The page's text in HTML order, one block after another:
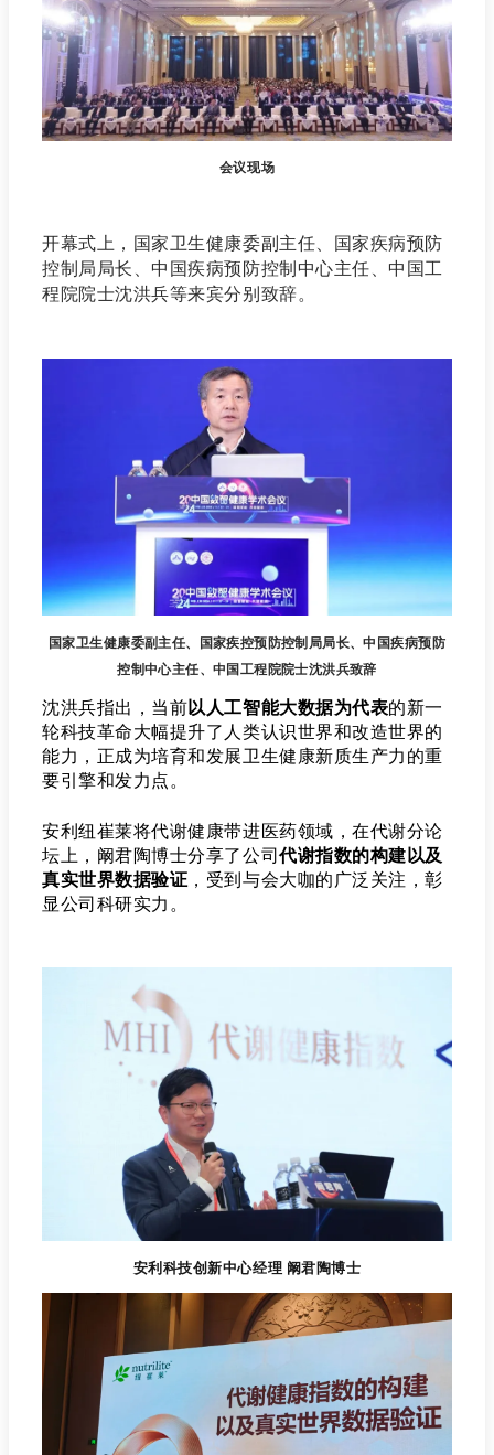
会议现场
开幕式上，国家卫生健康委副主任、国家疾病预防
控制局局长、中国疾病预防控制中心主任、中国工
程院院士沈洪兵等来宾分别致辞。
国家卫生健康委副主任、国家疾控预防控制局局长、中国疾病预防
控制中心主任、中国工程院院士沈洪兵致辞
沈洪兵指出，当前以人工智能大数据为代表的新一
轮科技革命大幅提升了人类认识世界和改造世界的
能力，正成为培育和发展卫生健康新质生产力的重
要引擎和发力点。
安利纽崔莱将代谢健康带进医药领域，在代谢分论
坛上，阚君陶博士分享了公司代谢指数的构建以及
真实世界数据验证 ，受到与会大咖的广泛关注，彰
显公司科研实力。
安利科技创新中心经理 阚君陶博士